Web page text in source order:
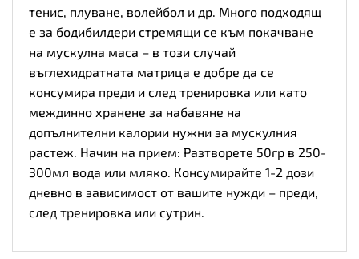
тенис, плуване, волейбол и др. Много подходящ
е за бодибилдери стремящи се към покачване
на мускулна маса – в този случай
въглехидратната матрица е добре да се
консумира преди и след тренировка или като
междинно хранене за набавяне на
допълнителни калории нужни за мускулния
растеж. Начин на прием: Разтворете 50гр в 250-
300мл вода или мляко. Консумирайте 1-2 дози
дневно в зависимост от вашите нужди – преди,
след тренировка или сутрин.